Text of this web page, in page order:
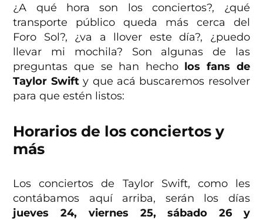
¿A qué hora son los conciertos?, ¿qué
transporte público queda más cerca del
Foro Sol?, ¿va a llover este día?, ¿puedo
llevar mi mochila? Son algunas de las
preguntas que se han hecho los fans de
Taylor Swifty que acá buscaremos resolver
para que estén listos:
Horarios de los conciertos y
más
Los conciertos de Taylor Swift, como les
contábamos aquí arriba, serán los días
jueves 24, viernes 25, sábado 26 y